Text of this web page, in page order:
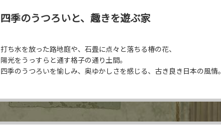
四季のうつろいと、 趣きを遊ぶ家
打ち水を放った路地庭や、石畳に点々と落ちる椿の花、
陽光をうっすらと通す格子の通り土間。
四季のうつろいを愉しみ、奥ゆかしさを感じる、古き良き日本の風情。